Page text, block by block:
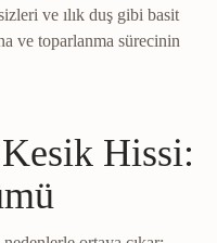
ve ılık duş gibi basit
ve toparlanma sürecinin
Hissi: